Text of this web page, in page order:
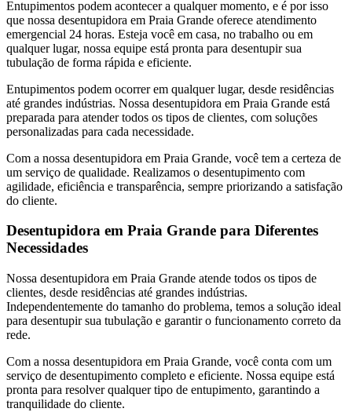
Entupimentos podem acontecer a qualquer momento, e é por isso
que nossa desentupidora em Praia Grande oferece atendimento
emergencial 24 horas. Esteja você em casa, no trabalho ou em
qualquer lugar, nossa equipe está pronta para desentupir sua
tubulação de forma rápida e eficiente.
Entupimentos podem ocorrer em qualquer lugar, desde residências
até grandes indústrias. Nossa desentupidora em Praia Grande está
preparada para atender todos os tipos de clientes, com soluções
personalizadas para cada necessidade.
Com a nossa desentupidora em Praia Grande, você tem a certeza de
um serviço de qualidade. Realizamos o desentupimento com
agilidade, eficiência e transparência, sempre priorizando a satisfação
do cliente.
Desentupidora em Praia Grande para Diferentes
Necessidades
Nossa desentupidora em Praia Grande atende todos os tipos de
clientes, desde residências até grandes indústrias.
Independentemente do tamanho do problema, temos a solução ideal
para desentupir sua tubulação e garantir o funcionamento correto da
rede.
Com a nossa desentupidora em Praia Grande, você conta com um
serviço de desentupimento completo e eficiente. Nossa equipe está
pronta para resolver qualquer tipo de entupimento, garantindo a
tranquilidade do cliente.